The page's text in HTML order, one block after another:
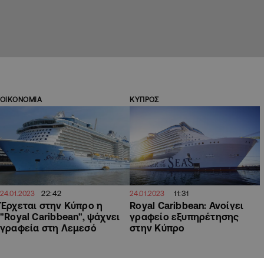
ΟΙΚΟΝΟΜΙΑ
24.01.2023 22:42
Έρχεται στην Κύπρο η
"Royal Caribbean", ψάχνει
γραφεία στη Λεμεσό
ΚΥΠΡΟΣ
24.01.2023 11:31
Royal Caribbean: Ανοίγει
γραφείο εξυπηρέτησης
στην Κύπρο